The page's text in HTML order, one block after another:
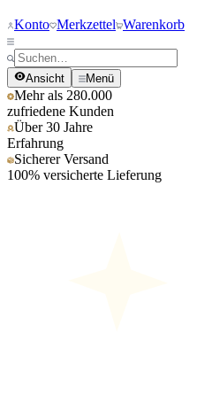
Konto Merkzettel Warenkorb
Ansicht Menü
Mehr als 280.000
zufriedene Kunden
Über 30 Jahre
Erfahrung
Sicherer Versand
100% versicherte Lieferung